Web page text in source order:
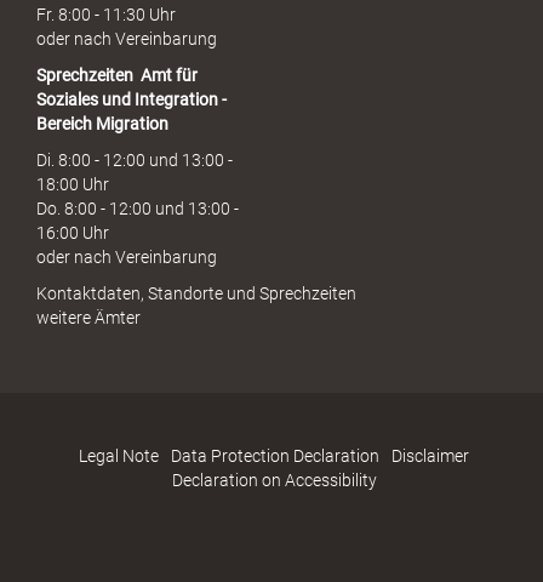
Fr. 8:00 - 11:30 Uhr
oder nach Vereinbarung
Sprechzeiten Amt für
Soziales und Integration -
Bereich Migration
Di. 8:00 - 12:00 und 13:00 -
18:00 Uhr
Do. 8:00 - 12:00 und 13:00 -
16:00 Uhr
oder nach Vereinbarung
Kontaktdaten, Standorte und Sprechzeiten
weitere Ämter
Legal Note Data Protection Declaration
Disclaimer
Declaration on Accessibility